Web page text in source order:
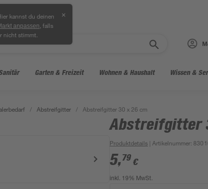
kannst du deinen
anpassen , falls
nicht stimmt.
✕
Garten & Freizeit Wohnen & Haushalt Wissen &
/ Abstreifgitter / Abstreifgitter 30 x 26 cm
Abstreifgitter
Produktdetails | Artikelnummer:
5,79 €
inkl. 19% MwSt.